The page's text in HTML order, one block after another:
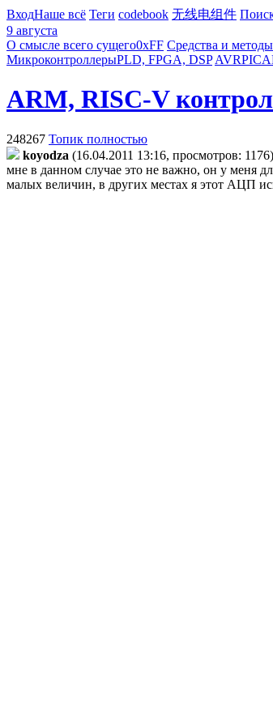
ВходНаше всё Теги codebook 无线电组件
9 августа
О смысле всего сущего0xFF Средства и
МикроконтроллерыPLD, FPGA, DSP AVRPIC
ARM, RISC-V
248267 Топик полностью
koyodza (16.04.2011 13:16, просмотров: 1176)
мне в данном случае это не важно, он у меня
малых величин, в других местах я этот АЦП